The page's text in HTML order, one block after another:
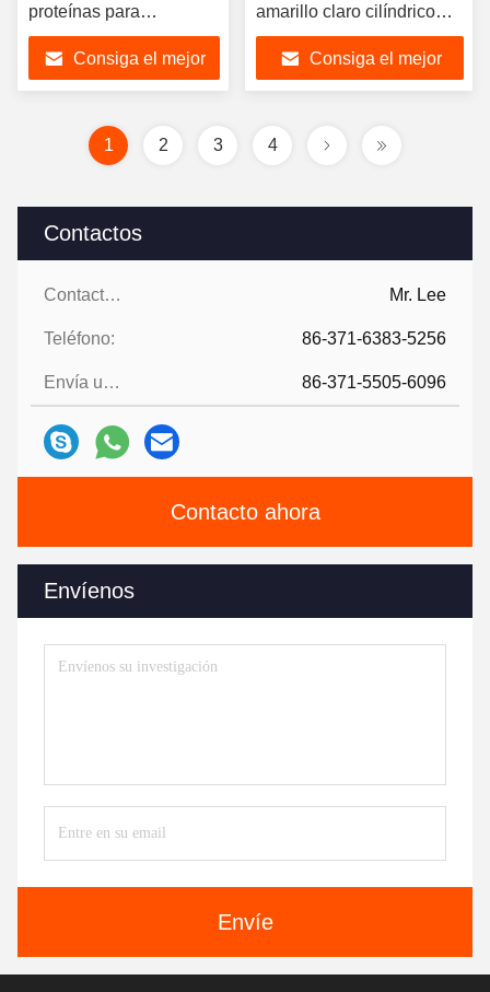
Contactos
Contactos: Mr. Lee
Teléfono: 86-371-6383-5256
Envía un fax.: 86-371-5505-6096
Contacto ahora
Envíenos
Envíe
proteínas para
acuicultura
Consiga el mejor
amarillo claro cilíndrico
8002-80-0
Consiga el mejor
1 2 3 4